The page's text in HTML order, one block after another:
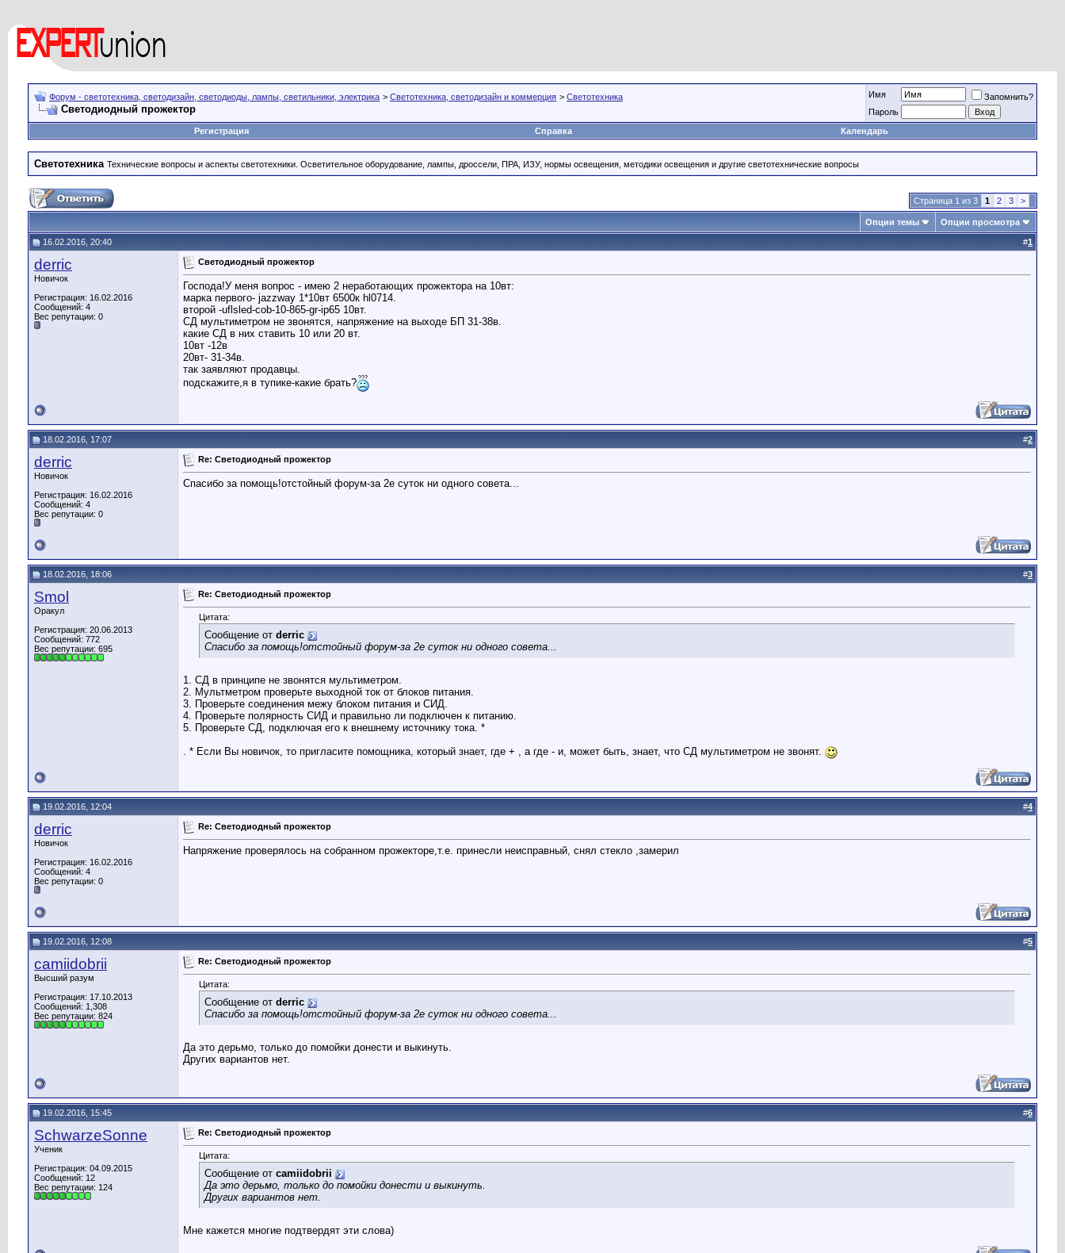
Форум - светотехника, светодизайн, светодиоды, лампы, светильники, электрика > Светотехника, светодизайн и коммерция > Светотехника
Светодиодный прожектор
Имя
Запомнить?
Пароль
Регистрация
Справка Календарь
Светотехника Технические вопросы и аспекты светотехники. Осветительное оборудование, лампы, дроссели, ПРА, ИЗУ, нормы освещения, методики освещения и другие светотехнические вопросы
Страница 1 из 3 1 2 3 >
Опции темы Опции просмотра
16.02.2016, 20:40 #1
derric
Новичок
Регистрация: 16.02.2016
Сообщений: 4
Вес репутации: 0
Светодиодный прожектор
Господа!У меня вопрос - имею 2 неработающих прожектора на 10вт:
марка первого- jazzway 1*10вт 6500к hl0714.
второй -uflsled-cob-10-865-gr-ip65 10вт.
СД мультиметром не звонятся, напряжение на выходе БП 31-38в.
какие СД в них ставить 10 или 20 вт.
10вт -12в
20вт- 31-34в.
так заявляют продавцы.
подскажите,я в тупике-какие брать?
18.02.2016, 17:07 #2
derric
Новичок
Регистрация: 16.02.2016
Сообщений: 4
Вес репутации: 0
Re: Светодиодный прожектор
Спасибо за помощь!отстойный форум-за 2е суток ни одного совета...
18.02.2016, 18:06 #3
Smol
Оракул
Регистрация: 20.06.2013
Сообщений: 772
Вес репутации: 695
Re: Светодиодный прожектор
Цитата:
Сообщение от derric
Спасибо за помощь!отстойный форум-за 2е суток ни одного совета...
1. СД в принципе не звонятся мультиметром.
2. Мультметром проверьте выходной ток от блоков питания.
3. Проверьте соединения межу блоком питания и СИД.
4. Проверьте полярность СИД и правильно ли подключен к питанию.
5. Проверьте СД, подключая его к внешнему источнику тока. *
. * Если Вы новичок, то пригласите помощника, который знает, где + , а где - и, может быть, знает, что СД мультиметром не звонят.
19.02.2016, 12:04 #4
derric
Новичок
Регистрация: 16.02.2016
Сообщений: 4
Вес репутации: 0
Re: Светодиодный прожектор
Напряжение проверялось на собранном прожекторе,т.е. принесли неисправный, снял стекло ,замерил
19.02.2016, 12:08 #5
camiidobrii
Высший разум
Регистрация: 17.10.2013
Сообщений: 1,308
Вес репутации: 824
Re: Светодиодный прожектор
Цитата:
Сообщение от derric
Спасибо за помощь!отстойный форум-за 2е суток ни одного совета...
Да это дерьмо, только до помойки донести и выкинуть.
Других вариантов нет.
19.02.2016, 15:45 #6
SchwarzeSonne
Ученик
Регистрация: 04.09.2015
Сообщений: 12
Вес репутации: 124
Re: Светодиодный прожектор
Цитата:
Сообщение от camiidobrii
Да это дерьмо, только до помойки донести и выкинуть.
Других вариантов нет.
Мне кажется многие подтвердят эти слова)